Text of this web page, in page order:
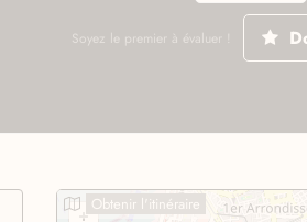
Soyez le premier à évaluer !
Obtenir l'itinéraire